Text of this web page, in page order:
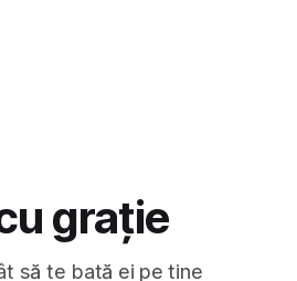
grație
să te bată ei pe tine